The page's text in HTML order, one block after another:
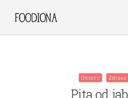
Deserti Zdrava
Pita od